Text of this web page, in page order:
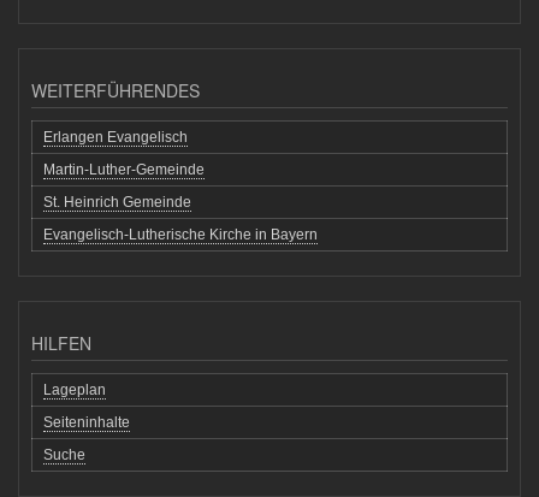
WEITERFÜHRENDES
Erlangen Evangelisch
Martin-Luther-Gemeinde
St. Heinrich Gemeinde
Evangelisch-Lutherische Kirche in Bayern
HILFEN
Lageplan
Seiteninhalte
Suche